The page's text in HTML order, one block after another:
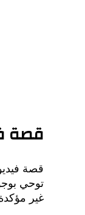
قصة
قصة
توحي
غير